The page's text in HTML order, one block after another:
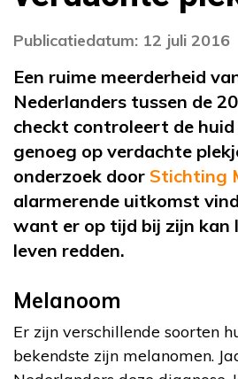
Publicatiedatum: 12 juli 2016
Een ruime meerderheid
Nederlanders tussen de
checkt controleert de
genoeg op verdachte
onderzoek door Stichting
alarmerende uitkomst
want er op tijd bij zijn kan
leven redden.
Melanoom
Er zijn verschillende soorten
bekendste zijn melanomen.